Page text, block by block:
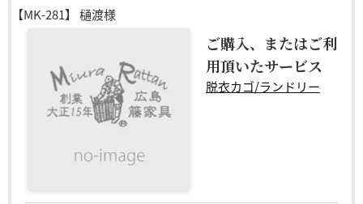
【MK-281】 樋渡様
ご購入、またはご利
用頂いたサービス
脱衣カゴ/ランドリー